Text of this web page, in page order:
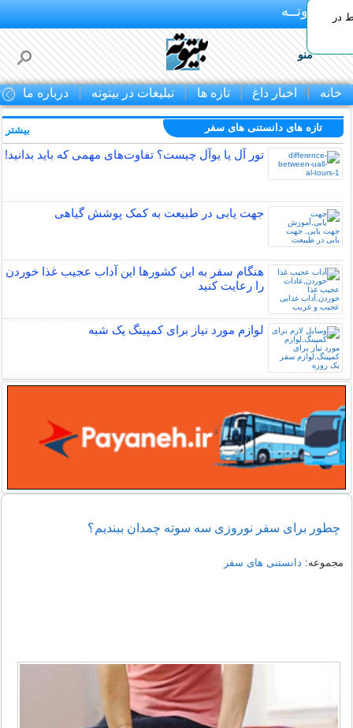
بـیتوتــه
منو
خانه اخبار داغ تازه ها تبلیغات در بیتوته درباره ما
در
تازه های دانستنی های سفر
تور آل یا یوآل چیست؟ تفاوت‌های مهمی که باید بدانید!
جهت یابی در طبیعت به کمک پوشش گیاهی
هنگام سفر به این کشورها این آداب عجیب غذا خوردن
را رعایت کنید
لوازم مورد نیاز برای کمپینگ یک شبه
بیشتر
چطور برای سفر نوروزی سه سوته چمدان ببندیم؟
مجموعه: دانستنی های سفر